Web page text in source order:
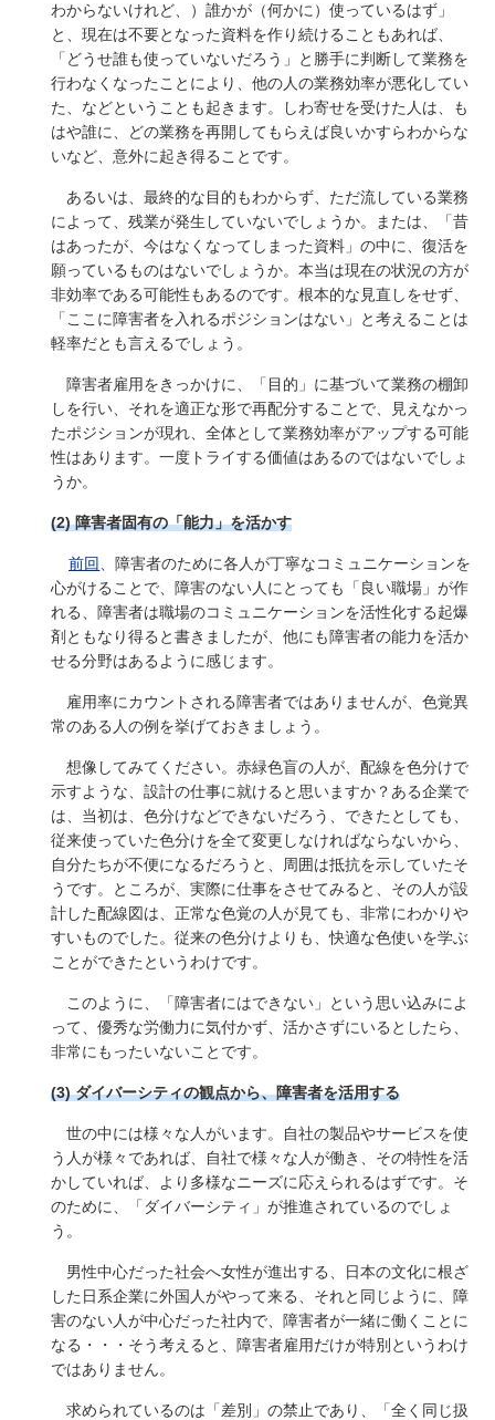
わからないけれど、）誰かが（何かに）使っているはず」
と、現在は不要となった資料を作り続けることもあれば、
「どうせ誰も使っていないだろう」と勝手に判断して業務を
行わなくなったことにより、他の人の業務効率が悪化してい
た、などということも起きます。しわ寄せを受けた人は、も
はや誰に、どの業務を再開してもらえば良いかすらわからな
いなど、意外に起き得ることです。
あるいは、最終的な目的もわからず、ただ流している業務
によって、残業が発生していないでしょうか。または、「昔
はあったが、今はなくなってしまった資料」の中に、復活を
願っているものはないでしょうか。本当は現在の状況の方が
非効率である可能性もあるのです。根本的な見直しをせず、
「ここに障害者を入れるポジションはない」と考えることは
軽率だとも言えるでしょう。
障害者雇用をきっかけに、「目的」に基づいて業務の棚卸
しを行い、それを適正な形で再配分することで、見えなかっ
たポジションが現れ、全体として業務効率がアップする可能
性はあります。一度トライする価値はあるのではないでしょ
うか。
(2) 障害者固有の「能力」を活かす
前回
、障害者のために各人が丁寧なコミュニケーションを
心がけることで、障害のない人にとっても「良い職場」が作
れる、障害者は職場のコミュニケーションを活性化する起爆
剤ともなり得ると書きましたが、他にも障害者の能力を活か
せる分野はあるように感じます。
雇用率にカウントされる障害者ではありませんが、色覚異
常のある人の例を挙げておきましょう。
想像してみてください。赤緑色盲の人が、配線を色分けで
示すような、設計の仕事に就けると思いますか？ある企業で
は、当初は、色分けなどできないだろう、できたとしても、
従来使っていた色分けを全て変更しなければならないから、
自分たちが不便になるだろうと、周囲は抵抗を示していたそ
うです。ところが、実際に仕事をさせてみると、その人が設
計した配線図は、正常な色覚の人が見ても、非常にわかりや
すいものでした。従来の色分けよりも、快適な色使いを学ぶ
ことができたというわけです。
このように、「障害者にはできない」という思い込みによ
って、優秀な労働力に気付かず、活かさずにいるとしたら、
非常にもったいないことです。
(3) ダイバーシティの観点から、障害者を活用する
世の中には様々な人がいます。自社の製品やサービスを使
う人が様々であれば、自社で様々な人が働き、その特性を活
かしていれば、より多様なニーズに応えられるはずです。そ
のために、「ダイバーシティ」が推進されているのでしょ
う。
男性中心だった社会へ女性が進出する、日本の文化に根ざ
した日系企業に外国人がやって来る、それと同じように、障
害のない人が中心だった社内で、障害者が一緒に働くことに
なる・・・そう考えると、障害者雇用だけが特別というわけ
ではありません。
求められているのは「差別」の禁止であり、「全く同じ扱